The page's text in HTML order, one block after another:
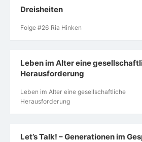
Dreisheiten
Folge #26 Ria Hinken
Leben im Alter eine
Herausforderung
Leben im Alter eine gesellschaftliche
Herausforderung
Let’s Talk! – Generationen im